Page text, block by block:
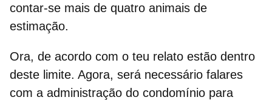
contar-se mais de quatro animais de
estimação.
Ora, de acordo com o teu relato estão dentro
deste limite. Agora, será necessário falares
com a administração do condomínio para